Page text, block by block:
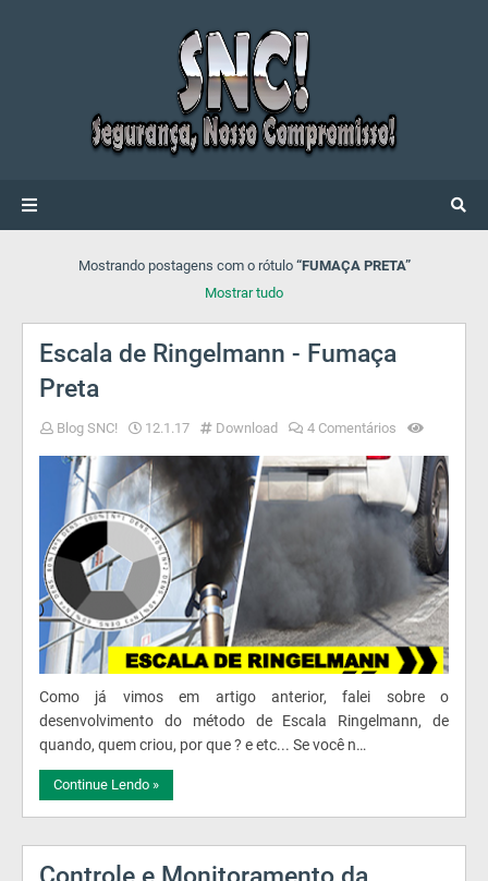
Mostrando postagens com o rótulo FUMAÇA PRETA
Mostrar tudo
Escala de Ringelmann - Fumaça
Preta
Blog SNC! 12.1.17 Download 4 Comentários
Como já vimos em artigo anterior, falei sobre o
desenvolvimento do método de Escala Ringelmann, de
quando, quem criou, por que ? e etc... Se você n…
Continue Lendo »